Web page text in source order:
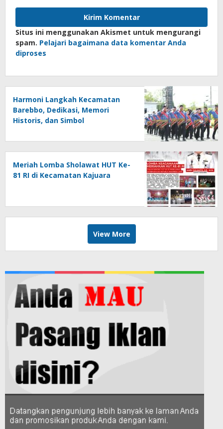
Situs ini menggunakan Akismet untuk mengurangi
spam. Pelajari bagaimana data komentar Anda
diproses
Harmoni Langkah Kecamatan
Barebbo, Dedikasi, Memori
Historis, dan Simbol
Meriah Lomba Sholawat HUT Ke-
81 RI di Kecamatan Kajuara
View More